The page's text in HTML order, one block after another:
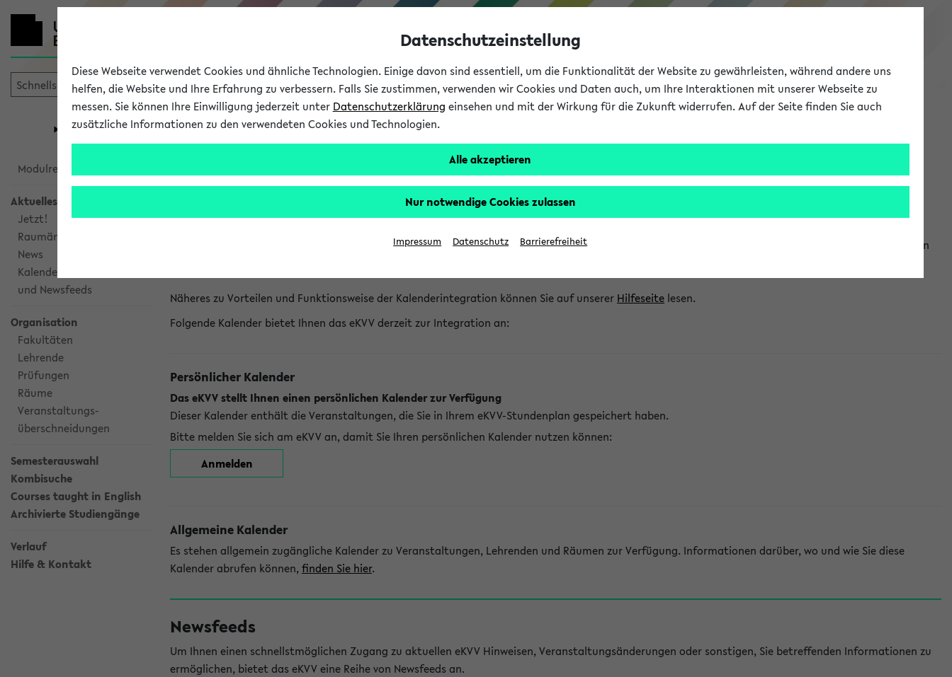
eKVV
Universität Forschung Studium
eKVV
Modulrecherche
Aktuelles
Jetzt!
Raumänderungen
News
Kalenderintegration
und Newsfeeds
Organisation
Fakultäten
Lehrende
Prüfungen
Räume
Veranstaltungs-
überschneidungen
Semesterauswahl
Kombisuche
Courses taught in English
Archivierte Studiengänge
Verlauf
Hilfe & Kontakt
Kalenderintegration und Newsfeeds
Kalenderintegration
Das eKVV bietet Ihnen die Möglichkeit, Veranstaltungstermine in eine Vielzahl von Kalenderanwendungen einzubinden. Auf diese Weise können Sie einen
Näheres zu Vorteilen und Funktionsweise der Kalenderintegration können Sie auf unserer Hilfeseite lesen.
Folgende Kalender bietet Ihnen das eKVV derzeit zur Integration an:
Persönlicher Kalender
Das eKVV stellt Ihnen einen persönlichen Kalender zur Verfügung
Dieser Kalender enthält die Veranstaltungen, die Sie in Ihrem eKVV-Stundenplan gespeichert haben.
Bitte melden Sie sich am eKVV an, damit Sie Ihren persönlichen Kalender nutzen können:
Anmelden
Allgemeine Kalender
Es stehen allgemein zugängliche Kalender zu Veranstaltungen, Lehrenden und Räumen zur Verfügung. Informationen darüber, wo und wie Sie diese
Kalender abrufen können, finden Sie hier.
Newsfeeds
Um Ihnen einen schnellstmöglichen Zugang zu aktuellen eKVV Hinweisen, Veranstaltungsänderungen oder sonstigen, Sie betreffenden Informationen zu
ermöglichen, bietet das eKVV eine Reihe von Newsfeeds an.
Datenschutzeinstellung
Diese Webseite verwendet Cookies und ähnliche Technologien. Einige davon sind essentiell, um die Funktionalität der Website zu gewährleisten, während andere uns
helfen, die Website und Ihre Erfahrung zu verbessern. Falls Sie zustimmen, verwenden wir Cookies und Daten auch, um Ihre Interaktionen mit unserer Webseite zu
messen. Sie können Ihre Einwilligung jederzeit unter Datenschutzerklärung einsehen und mit der Wirkung für die Zukunft widerrufen. Auf der Seite finden Sie auch
zusätzliche Informationen zu den verwendeten Cookies und Technologien.
Alle akzeptieren
Nur notwendige Cookies zulassen
Impressum Datenschutz Barrierefreiheit